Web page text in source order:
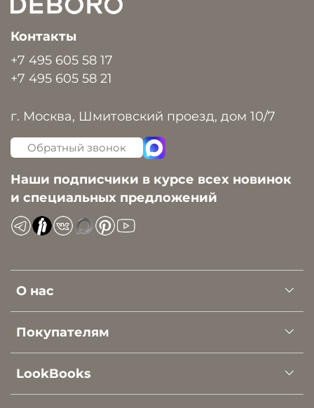
О нас
Покупателям
LookBooks
Контакты
+7 495 605 58 17
+7 495 605 58 21
г. Москва, Шмитовский проезд, дом 10/7
Обратный звонок
Наши подписчики в курсе всех новинок
и специальных предложений